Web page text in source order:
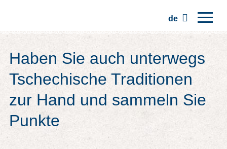
de
Regionen
Traditionen
Ausflüge
Kommunität
Haben Sie auch unterwegs
Tschechische Traditionen
zur Hand und sammeln Sie
Punkte